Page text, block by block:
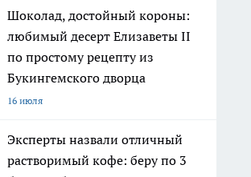
Шоколад, достойный короны:
любимый десерт Елизаветы II
по простому рецепту из
Букингемского дворца
16 июля
Эксперты назвали отличный
растворимый кофе: беру по 3